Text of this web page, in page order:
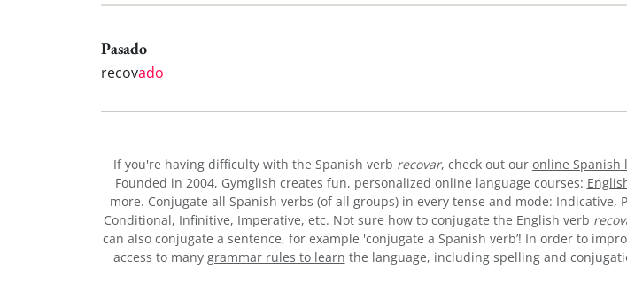
Pasado
recovado
If you're having difficulty with the Spanish verb recovar, check out our online Spanish
Founded in 2004, Gymglish creates fun, personalized online language courses:
more. Conjugate all Spanish verbs (of all groups) in every tense and mode:
Conditional, Infinitive, Imperative, etc. Not sure how to conjugate the English verb
can also conjugate a sentence, for example 'conjugate a Spanish verb’! In order to
access to many grammar rules to learn the language, including spelling and